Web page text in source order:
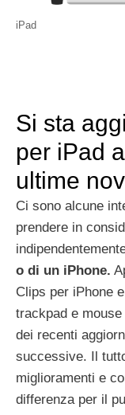
iPad
Si sta
per iPad
ultime
Ci sono alcune
prendere in
o di un iPhone.
Clips per iPhone e
trackpad e
dei recenti
successive. Il
miglioramenti e
differenza per il